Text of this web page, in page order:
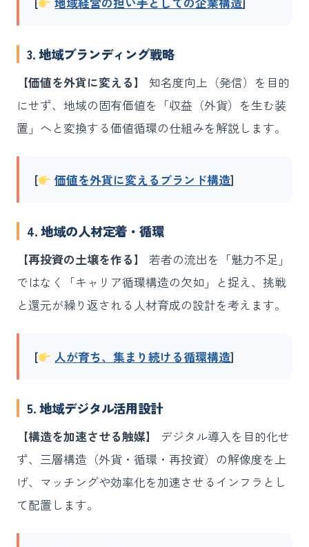
3. 地域ブランディング戦略
【価値を外貨に変える】
知名度向上（発信）を目的
にせず、地域の固有価値を「収益（外貨）を生む装
置」へと変換する価値循環の仕組みを解説します。
[ 価値を外貨に変えるブランド構造]
4. 地域の人材定着・循環
【再投資の土壌を作る】
若者の流出を「魅力不足」
ではなく「キャリア循環構造の欠如」と捉え、挑戦
と還元が繰り返される人材育成の設計を考えます。
[ 人が育ち、集まり続ける循環構造]
5. 地域デジタル活用設計
【構造を加速させる触媒】
デジタル導入を目的化せ
ず、三層構造（外貨・循環・再投資）の解像度を上
げ、マッチングや効率化を加速させるインフラとし
て配置します。